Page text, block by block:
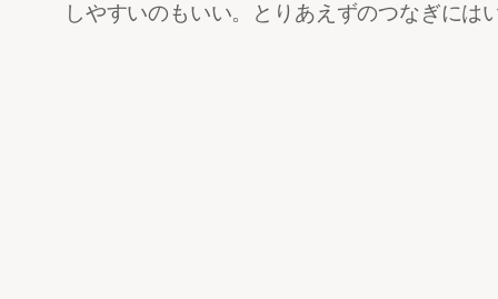
しやすいのもいい。とりあえずのつなぎには